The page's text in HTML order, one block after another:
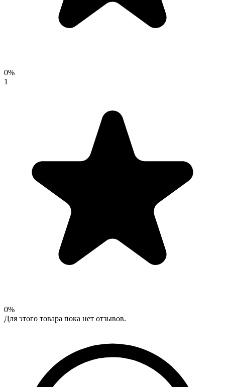
0%
1
0%
Для этого товара пока нет отзывов.